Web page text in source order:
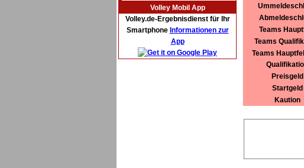
Volley Mobil App
Volley.de-Ergebnisdienst für Ihr
Smartphone Informationen zur
App
Teams
Teams
Teams
Preisgeld
Startgeld
Kaution